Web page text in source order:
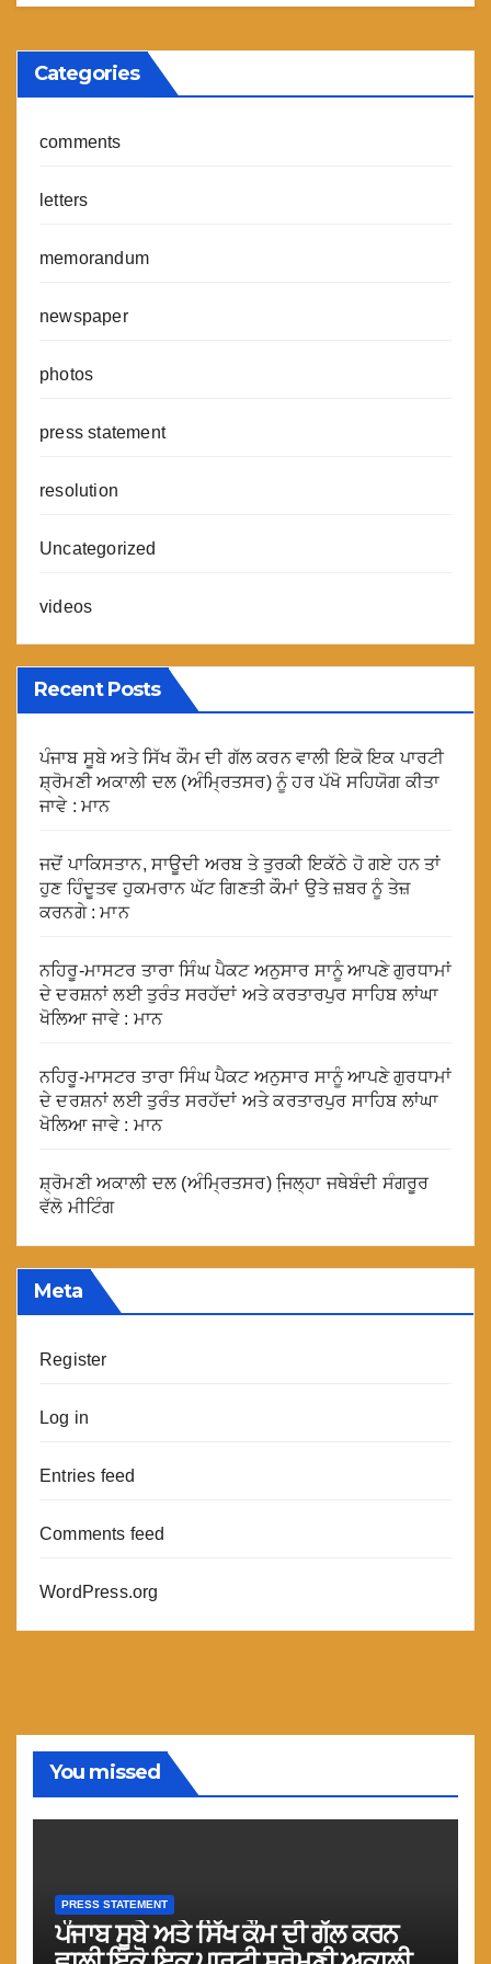
Categories
comments
letters
memorandum
newspaper
photos
press statement
resolution
Uncategorized
videos
Recent Posts
ਪੰਜਾਬ ਸੂਬੇ ਅਤੇ ਸਿੱਖ ਕੌਮ ਦੀ ਗੱਲ ਕਰਨ ਵਾਲੀ ਇਕੋ ਇਕ ਪਾਰਟੀ
ਸ਼੍ਰੋਮਣੀ ਅਕਾਲੀ ਦਲ (ਅੰਮ੍ਰਿਤਸਰ) ਨੂੰ ਹਰ ਪੱਖੋ ਸਹਿਯੋਗ ਕੀਤਾ
ਜਾਵੇ : ਮਾਨ
ਜਦੋਂ ਪਾਕਿਸਤਾਨ, ਸਾਊਦੀ ਅਰਬ ਤੇ ਤੁਰਕੀ ਇਕੱਠੇ ਹੋ ਗਏ ਹਨ ਤਾਂ
ਹੁਣ ਹਿੰਦੂਤਵ ਹੁਕਮਰਾਨ ਘੱਟ ਗਿਣਤੀ ਕੌਮਾਂ ਉਤੇ ਜ਼ਬਰ ਨੂੰ ਤੇਜ਼
ਕਰਨਗੇ : ਮਾਨ
ਨਹਿਰੂ-ਮਾਸਟਰ ਤਾਰਾ ਸਿੰਘ ਪੈਕਟ ਅਨੁਸਾਰ ਸਾਨੂੰ ਆਪਣੇ ਗੁਰਧਾਮਾਂ
ਦੇ ਦਰਸ਼ਨਾਂ ਲਈ ਤੁਰੰਤ ਸਰਹੱਦਾਂ ਅਤੇ ਕਰਤਾਰਪੁਰ ਸਾਹਿਬ ਲਾਂਘਾ
ਖੋਲਿਆ ਜਾਵੇ : ਮਾਨ
ਨਹਿਰੂ-ਮਾਸਟਰ ਤਾਰਾ ਸਿੰਘ ਪੈਕਟ ਅਨੁਸਾਰ ਸਾਨੂੰ ਆਪਣੇ ਗੁਰਧਾਮਾਂ
ਦੇ ਦਰਸ਼ਨਾਂ ਲਈ ਤੁਰੰਤ ਸਰਹੱਦਾਂ ਅਤੇ ਕਰਤਾਰਪੁਰ ਸਾਹਿਬ ਲਾਂਘਾ
ਖੋਲਿਆ ਜਾਵੇ : ਮਾਨ
ਸ਼੍ਰੋਮਣੀ ਅਕਾਲੀ ਦਲ (ਅੰਮ੍ਰਿਤਸਰ) ਜਿ਼ਲ੍ਹਾ ਜਥੇਬੰਦੀ ਸੰਗਰੂਰ
ਵੱਲੋ ਮੀਟਿੰਗ
Meta
Register
Log in
Entries feed
Comments feed
WordPress.org
You missed
PRESS STATEMENT
ਪੰਜਾਬ ਸੂਬੇ ਅਤੇ ਸਿੱਖ ਕੌਮ ਦੀ ਗੱਲ ਕਰਨ